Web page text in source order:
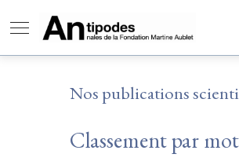
Nos publications
Classement par